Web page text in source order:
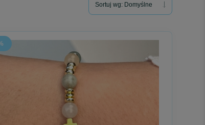
każdego dnia.
Sortuj wg: Domyślne